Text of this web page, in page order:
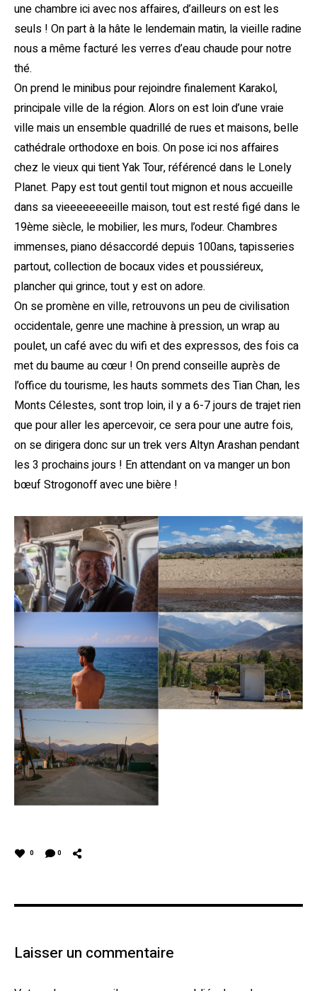
une chambre ici avec nos affaires, d’ailleurs on est les
seuls ! On part à la hâte le lendemain matin, la vieille radine
nous a même facturé les verres d’eau chaude pour notre
thé.
On prend le minibus pour rejoindre finalement Karakol,
principale ville de la région. Alors on est loin d’une vraie
ville mais un ensemble quadrillé de rues et maisons, belle
cathédrale orthodoxe en bois. On pose ici nos affaires
chez le vieux qui tient Yak Tour, référencé dans le Lonely
Planet. Papy est tout gentil tout mignon et nous accueille
dans sa vieeeeeeeeille maison, tout est resté figé dans le
19ème siècle, le mobilier, les murs, l’odeur. Chambres
immenses, piano désaccordé depuis 100ans, tapisseries
partout, collection de bocaux vides et poussiéreux,
plancher qui grince, tout y est on adore.
On se promène en ville, retrouvons un peu de civilisation
occidentale, genre une machine à pression, un wrap au
poulet, un café avec du wifi et des expressos, des fois ca
met du baume au cœur ! On prend conseille auprès de
l’office du tourisme, les hauts sommets des Tian Chan, les
Monts Célestes, sont trop loin, il y a 6-7 jours de trajet rien
que pour aller les apercevoir, ce sera pour une autre fois,
on se dirigera donc sur un trek vers Altyn Arashan pendant
les 3 prochains jours ! En attendant on va manger un bon
bœuf Strogonoff avec une bière !
0 0
Laisser un commentaire